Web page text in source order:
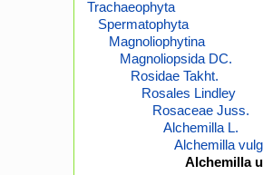
Trachaeophyta
Spermatophyta
Magnoliophytina
Magnoliopsida DC.
Rosidae Takht.
Rosales Lindley
Rosaceae Juss.
Alchemilla L.
Alchemilla
Alchemilla